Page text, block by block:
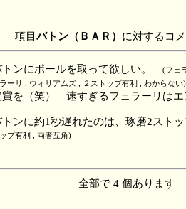
項目 バトン（ＢＡＲ） に対するコメ
ンにポールを取って欲しい。 (フェ
ーリ , ウィリアムズ , ２ストップ有利 , わからない)
を（笑） 速すぎるフェラーリは
ンに約1秒遅れたのは、琢磨2スト
プ有利 , 両者互角)
全部で 4 個あります